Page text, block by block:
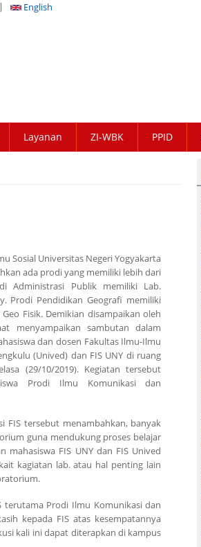
English
Layanan ZI-WBK PPID
Sosial Universitas Negeri Yogyakarta
ada prodi yang memiliki lebih dari
Administrasi Publik memiliki Lab.
Prodi Pendidikan Geografi memiliki
Fisik. Demikian disampaikan oleh
menyampaikan sambutan dalam
dan dosen Fakultas Ilmu-Ilmu
(Unived) dan FIS UNY di ruang
(29/10/2019). Kegiatan tersebut
Prodi Ilmu Komunikasi dan
FIS tersebut menambahkan, banyak
guna mendukung proses belajar
mahasiswa FIS UNY dan FIS Unived
kagiatan lab. atau hal penting lain
terutama Prodi Ilmu Komunikasi dan
kepada FIS atas kesempatannya
kali ini dapat diterapkan di kampus